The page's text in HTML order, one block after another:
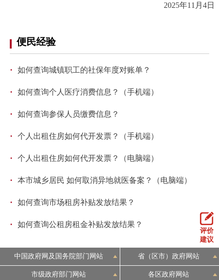
PORTUGUÊS
ITALIANO
2025年11月4日
便民经验
· 如何查询城镇职工的社保年度对账单？
· 如何查询个人医疗消费信息？（手机端）
· 如何查询参保人员缴费信息？
· 个人出租住房如何代开发票？（手机端）
· 个人出租住房如何代开发票？（电脑端）
· 本市城乡居民 如何取消异地就医备案？（电脑端）
· 如何查询市场租房补贴发放结果？
· 如何查询公租房租金补贴发放结果？
评价
建议
中国政府网及国务院部门网站 省（区市）政府网站
市级政府部门网站 各区政府网站